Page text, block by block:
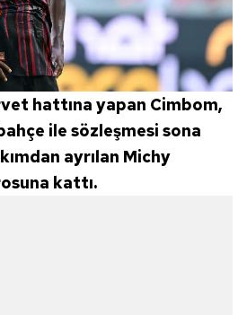
hattına yapan Cimbom,
ile sözleşmesi sona
ayrılan Michy
kattı.